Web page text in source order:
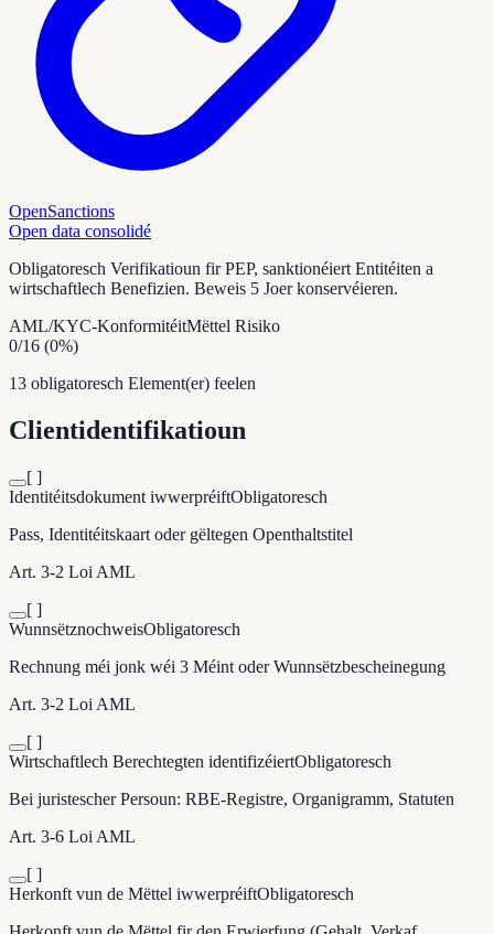
OpenSanctions
Open data consolidé
Obligatoresch Verifikatioun fir PEP, sanktionéiert Entitéiten a
wirtschaftlech Benefizien. Beweis 5 Joer konservéieren.
AML/KYC-KonformitéitMëttel Risiko
0/16 (0%)
13 obligatoresch Element(er) feelen
Clientidentifikatioun
[ ]
Identitéitsdokument iwwerpréiftObligatoresch
Pass, Identitéitskaart oder gëltegen Openthaltstitel
Art. 3-2 Loi AML
[ ]
WunnsëtznochweisObligatoresch
Rechnung méi jonk wéi 3 Méint oder Wunnsëtzbescheinegung
Art. 3-2 Loi AML
[ ]
Wirtschaftlech Berechtegten identifizéiertObligatoresch
Bei juristescher Persoun: RBE-Registre, Organigramm, Statuten
Art. 3-6 Loi AML
[ ]
Herkonft vun de Mëttel iwwerpréiftObligatoresch